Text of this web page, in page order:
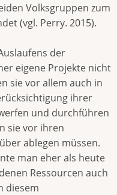
Volksgruppen zum
(vgl. Perry. 2015).
der
eigene Projekte nicht
sie vor allem auch in
ihrer
und durchführen
sie vor ihren
ablegen müssen.
man eher als heute
Ressourcen auch
diesem